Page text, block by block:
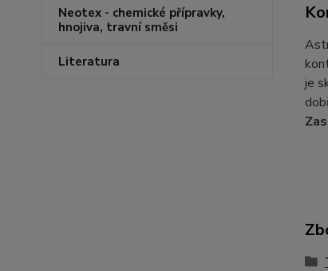
Neotex - chemické přípravky,
hnojiva, travní směsi
Literatura
je